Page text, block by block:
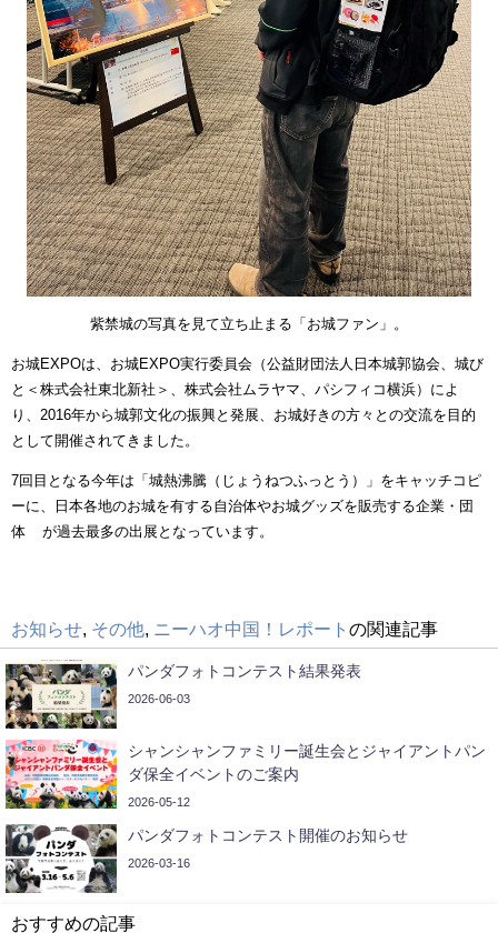
紫禁城の写真を見て立ち止まる「お城ファン」。
お城EXPOは、お城EXPO実行委員会（公益財団法人日本城郭協会、城び
と＜株式会社東北新社＞、株式会社ムラヤマ、パシフィコ横浜）によ
り、2016年から城郭文化の振興と発展、お城好きの方々との交流を目的
として開催されてきました。
7回目となる今年は「城熱沸騰（じょうねつふっとう）」をキャッチコピ
ーに、日本各地のお城を有する自治体やお城グッズを販売する企業・団
体 が過去最多の出展となっています。
お知らせ その他 ニーハオ中国！レポート の関連記事
パンダフォトコンテスト結果発表
2026-06-03
シャンシャンファミリー誕生会とジャイアントパン
ダ保全イベントのご案内
2026-05-12
パンダフォトコンテスト開催のお知らせ
2026-03-16
おすすめの記事